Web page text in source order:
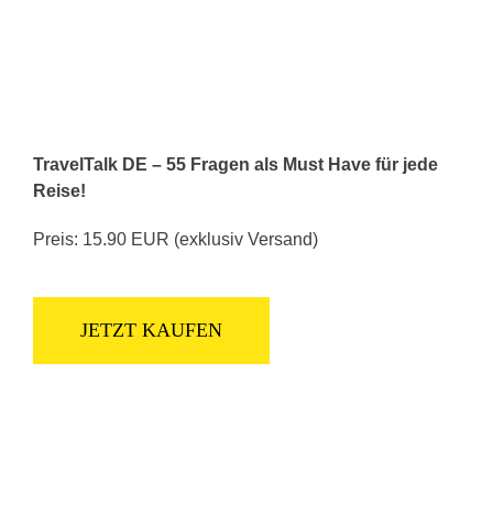
TravelTalk DE – 55 Fragen als Must Have für jede
Reise!
Preis: 15.90 EUR (exklusiv Versand)
JETZT KAUFEN